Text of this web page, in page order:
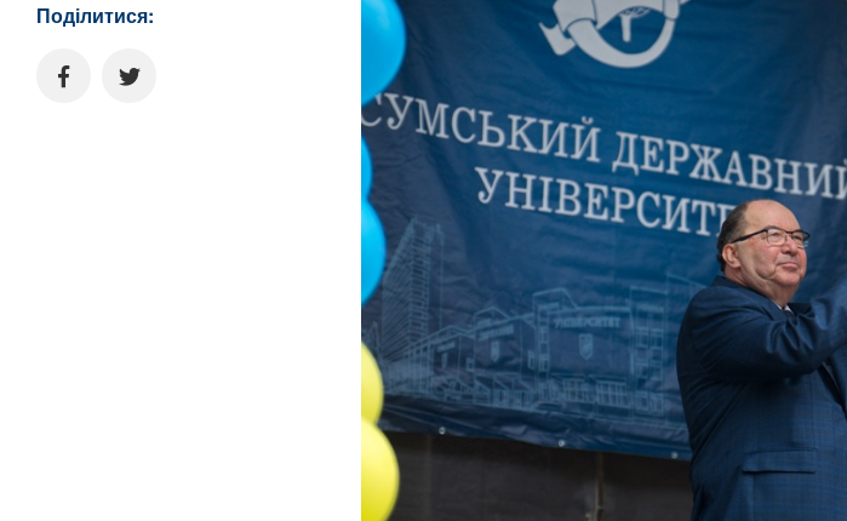
Поділитися: